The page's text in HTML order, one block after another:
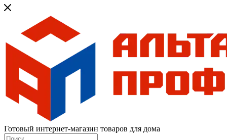
Готовый интернет-магазин товаров для дома